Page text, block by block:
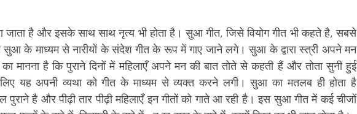
जाता है और इसके साथ साथ नृत्य भी होता है। सुआ गीत, जिसे वियोग गीत भी कहते है, सबसे
के माध्यम से नारीयों के संदेश गीत के रूप में गाए जाने लगे। सुआ के द्वारा स्त्री अपने मन
का मानना है कि पुराने दिनों में महिलाएँ अपने मन की बात तोते से कहती हैं और तोता सुनी हुई
है और पीढ़ी तार पीढ़ी महिलाएँ इन गीतों को गाते आ रही है। इस सुआ गीत में कई चीजों